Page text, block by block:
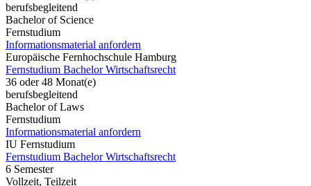
berufsbegleitend
Bachelor of Science
Fernstudium
Informationsmaterial anfordern
Europäische Fernhochschule Hamburg
Fernstudium Bachelor Wirtschaftsrecht
36 oder 48 Monat(e)
berufsbegleitend
Bachelor of Laws
Fernstudium
Informationsmaterial anfordern
IU Fernstudium
Fernstudium Bachelor Wirtschaftsrecht
6 Semester
Vollzeit, Teilzeit